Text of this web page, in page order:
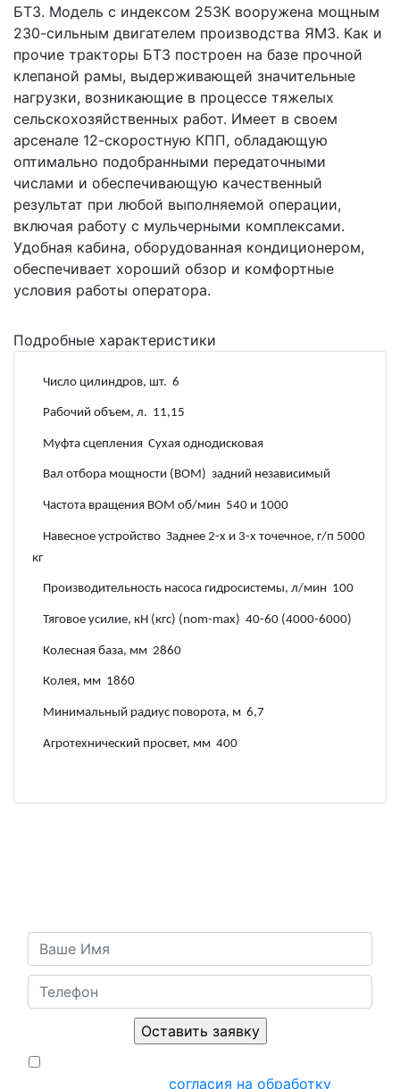
БТЗ. Модель с индексом 253К вооружена мощным
230-сильным двигателем производства ЯМЗ. Как и
прочие тракторы БТЗ построен на базе прочной
клепаной рамы, выдерживающей значительные
нагрузки, возникающие в процессе тяжелых
сельскохозяйственных работ. Имеет в своем
арсенале 12-скоростную КПП, обладающую
оптимально подобранными передаточными
числами и обеспечивающую качественный
результат при любой выполняемой операции,
включая работу с мульчерными комплексами.
Удобная кабина, оборудованная кондиционером,
обеспечивает хороший обзор и комфортные
условия работы оператора.
Подробные характеристики
Число цилиндров, шт. 6
Рабочий объем, л. 11,15
Муфта сцепления Сухая однодисковая
Вал отбора мощности (ВОМ) задний независимый
Частота вращения ВОМ об/мин 540 и 1000
Навесное устройство Заднее 2-х и 3-х точечное, г/п 5000
кг
Производительность насоса гидросистемы, л/мин 100
Тяговое усилие, кН (кгс) (nom-max) 40-60 (4000-6000)
Колесная база, мм 2860
Колея, мм 1860
Минимальный радиус поворота, м 6,7
Агротехнический просвет, мм 400
согласия на обработку